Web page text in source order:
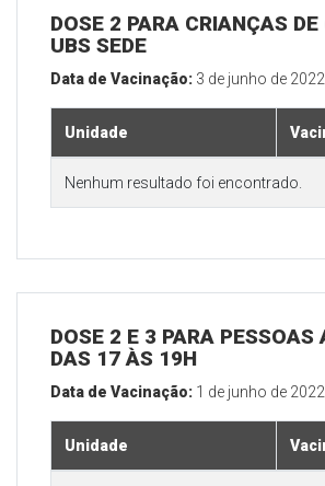
DOSE 2 PARA CRIANÇAS
UBS SEDE
Data de Vacinação: 3 de junho de 2022
Unidade
Nenhum resultado foi encontrado.
DOSE 2 E 3 PARA
DAS 17 ÀS 19H
Data de Vacinação: 1 de junho de 2022
Unidade